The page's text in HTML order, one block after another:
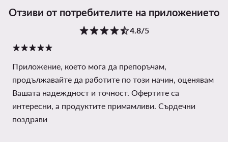
Отзиви от потребителите на приложението
4.8/5
Приложение, което мога да препоръчам,
продължавайте да работите по този начин, оценявам
Вашата надеждност и точност. Офертите са
интересни, а продуктите примамливи. Сърдечни
поздрави